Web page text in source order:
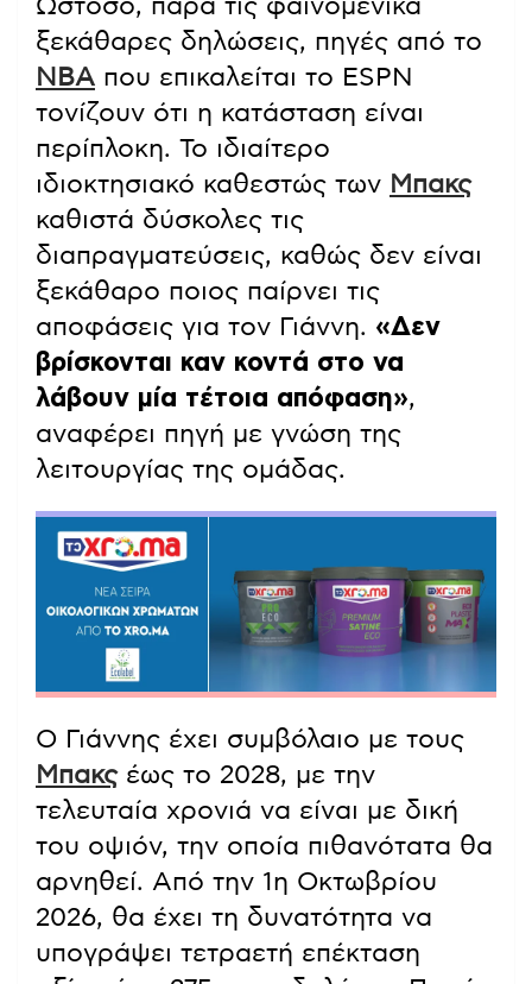
Ωστόσο, παρά τις φαινομενικά
ξεκάθαρες δηλώσεις, πηγές από το
NBA που επικαλείται το ESPN
τονίζουν ότι η κατάσταση είναι
περίπλοκη. Το ιδιαίτερο
ιδιοκτησιακό καθεστώς των Μπακς
καθιστά δύσκολες τις
διαπραγματεύσεις, καθώς δεν είναι
ξεκάθαρο ποιος παίρνει τις
αποφάσεις για τον Γιάννη. «Δεν
βρίσκονται καν κοντά στο να
λάβουν μία τέτοια απόφαση»,
αναφέρει πηγή με γνώση της
λειτουργίας της ομάδας.
Ο Γιάννης έχει συμβόλαιο με τους
Μπακςέως το 2028, με την
τελευταία χρονιά να είναι με δική
του οψιόν, την οποία πιθανότατα θα
αρνηθεί. Από την 1η Οκτωβρίου
2026, θα έχει τη δυνατότητα να
υπογράψει τετραετή επέκταση